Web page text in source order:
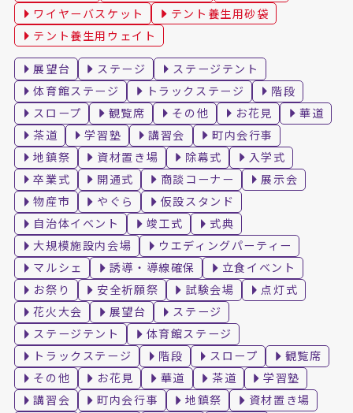
ワイヤーバスケット
テント養生用砂袋
テント養生用ウェイト
展望台 ステージ
ステージテント
体育館ステージ
トラックステージ
階段
スロープ
観覧席 その他 お花見
華道
茶道
学習塾 講習会
町内会行事
地鎮祭
資材置き場 除幕式
入学式
卒業式
開通式 商談コーナー
展示会
物産市
やぐら
仮設スタンド
自治体イベント
竣工式
式典
大規模施設内会場
ウエディングパーティー
マルシェ
誘導・導線確保
立食イベント
お祭り
安全祈願祭 試験会場
点灯式
花火大会
展望台
ステージ
ステージテント
体育館ステージ
トラックステージ
階段 スロープ
観覧席
その他
お花見 華道 茶道
学習塾
講習会
町内会行事 地鎮祭
資材置き場